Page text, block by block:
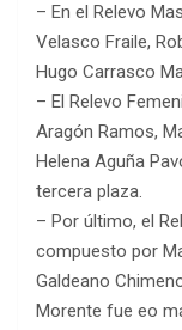
– En el Relevo
Velasco Fraile,
Hugo Carrasco
– El Relevo
Aragón Ramos,
Helena Aguña
tercera plaza.
– Por último, el
compuesto por
Galdeano
Morente fue eo